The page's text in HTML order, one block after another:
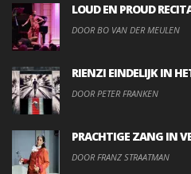
LOUD EN PROUD
DOOR BO VAN DER MEULEN
RIENZI EINDELIJK IN
DOOR PETER FRANKEN
PRACHTIGE ZANG IN
DOOR FRANZ STRAATMAN